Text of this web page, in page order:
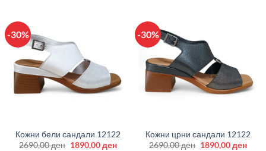
-30%
Кожни бели сандали 12122
2690,00ден Original
1890,00денCurrent
-30%
Кожни црни сандали 12122
2690,00ден Original
1890,00ден